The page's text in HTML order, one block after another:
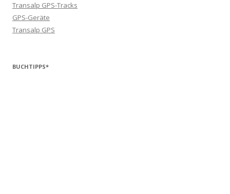
Transalp GPS-Tracks
GPS-Geräte
Transalp GPS
BUCHTIPPS*